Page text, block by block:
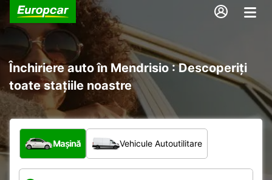
Închiriere auto în Mendrisio : Descoperiți
toate stațiile noastre
Ce tip de vehicul?
Mașină Vehicule Autoutilitare